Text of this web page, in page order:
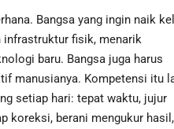
Bangsa yang ingin naik
infrastruktur fisik, menarik
baru. Bangsa juga harus
manusianya. Kompetensi itu
setiap hari: tepat waktu, jujur
koreksi, berani mengukur hasil,